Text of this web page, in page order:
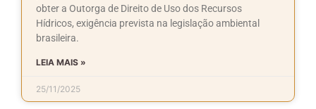
obter a Outorga de Direito de Uso dos Recursos
Hídricos, exigência prevista na legislação ambiental
brasileira.
LEIA MAIS »
25/11/2025